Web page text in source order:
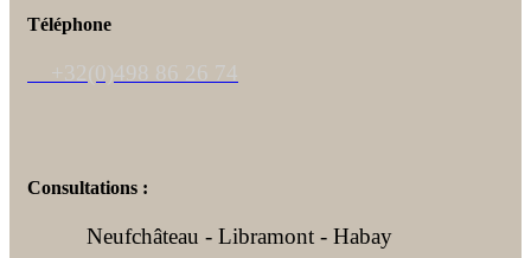
Téléphone
+32(0)498 86 26 74
Consultations :
Neufchâteau - Libramont - Habay